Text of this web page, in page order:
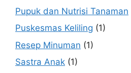
Pupuk dan Nutrisi Tanaman
Puskesmas Keliling (1)
Resep Minuman (1)
Sastra Anak (1)